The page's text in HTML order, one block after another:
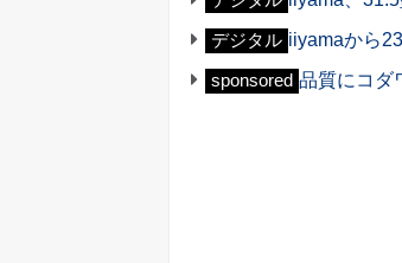
デジタル iiyamaから
sponsored 品質にコダ